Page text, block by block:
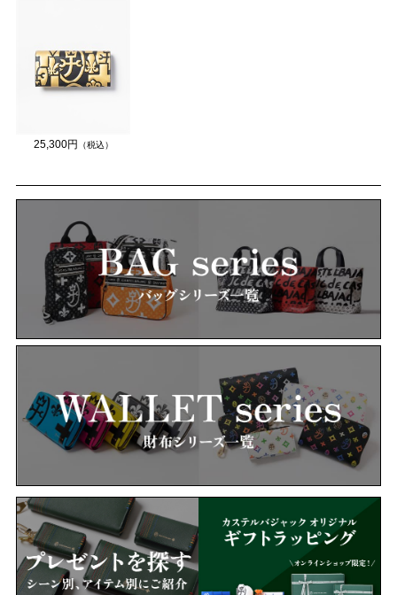
25,300円 （税込）